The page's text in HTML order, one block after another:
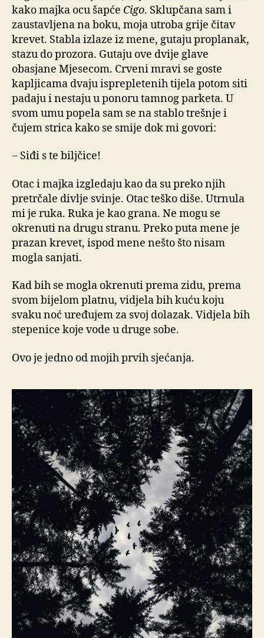
kako majka ocu šapće Cigo. Sklupčana sam i
zaustavljena na boku, moja utroba grije čitav
krevet. Stabla izlaze iz mene, gutaju proplanak,
stazu do prozora. Gutaju ove dvije glave
obasjane Mjesecom. Crveni mravi se goste
kapljicama dvaju isprepletenih tijela potom siti
padaju i nestaju u ponoru tamnog parketa. U
svom umu popela sam se na stablo trešnje i
čujem strica kako se smije dok mi govori:
− Siđi s te biljčice!
Otac i majka izgledaju kao da su preko njih
pretrčale divlje svinje. Otac teško diše. Utrnula
mi je ruka. Ruka je kao grana. Ne mogu se
okrenuti na drugu stranu. Preko puta mene je
prazan krevet, ispod mene nešto što nisam
mogla sanjati.
Kad bih se mogla okrenuti prema zidu, prema
svom bijelom platnu, vidjela bih kuću koju
svaku noć uređujem za svoj dolazak. Vidjela bih
stepenice koje vode u druge sobe.
Ovo je jedno od mojih prvih sjećanja.